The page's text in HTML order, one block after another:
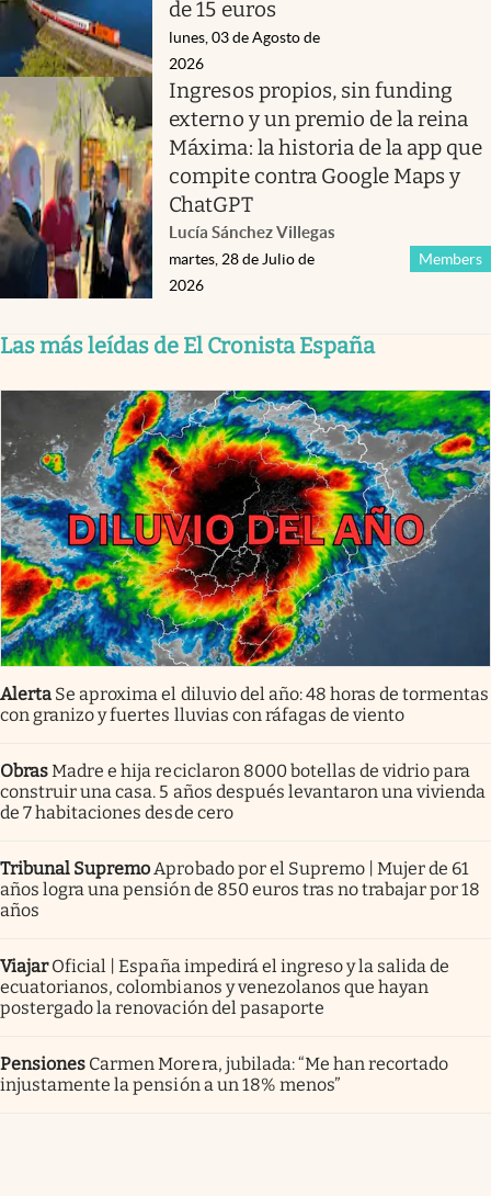
de 15 euros
lunes, 03 de Agosto de
2026
Ingresos propios, sin funding
externo y un premio de la reina
Máxima: la historia de la app que
compite contra Google Maps y
ChatGPT
Lucía Sánchez Villegas
Members
martes, 28 de Julio de
2026
Las más leídas de El Cronista España
Alerta Se aproxima el diluvio del año: 48 horas de tormentas
con granizo y fuertes lluvias con ráfagas de viento
ObrasMadre e hija reciclaron 8000 botellas de vidrio para
construir una casa. 5 años después levantaron una vivienda
de 7 habitaciones desde cero
Tribunal Supremo Aprobado por el Supremo | Mujer de 61
años logra una pensión de 850 euros tras no trabajar por 18
años
Viajar Oficial | España impedirá el ingreso y la salida de
ecuatorianos, colombianos y venezolanos que hayan
postergado la renovación del pasaporte
Pensiones Carmen Morera, jubilada: “Me han recortado
injustamente la pensión a un 18% menos”